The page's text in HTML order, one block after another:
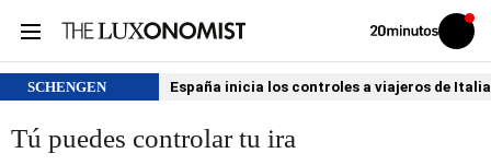
Volver
Iniciar
sesión
SCHENGEN España inicia los controles a viajeros de
Tú puedes controlar tu ira